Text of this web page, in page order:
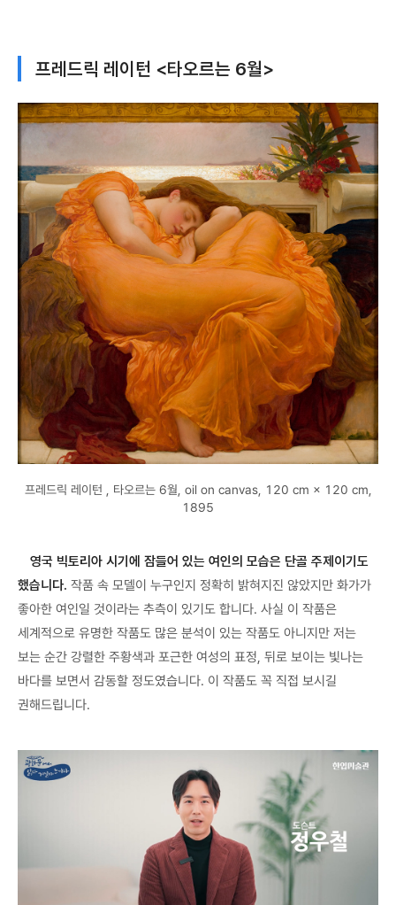
프레드릭 레이턴 <타오르는 6월>
프레드릭 레이턴 , 타오르는 6월, oil on canvas, 120 cm × 120 cm,
1895
영국 빅토리아 시기에 잠들어 있는 여인의 모습은 단골 주제이기도
했습니다. 작품 속 모델이 누구인지 정확히 밝혀지진 않았지만 화가가
좋아한 여인일 것이라는 추측이 있기도 합니다. 사실 이 작품은
세계적으로 유명한 작품도 많은 분석이 있는 작품도 아니지만 저는
보는 순간 강렬한 주황색과 포근한 여성의 표정, 뒤로 보이는 빛나는
바다를 보면서 감동할 정도였습니다. 이 작품도 꼭 직접 보시길
권해드립니다.